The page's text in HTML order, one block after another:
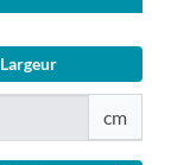
Largeur